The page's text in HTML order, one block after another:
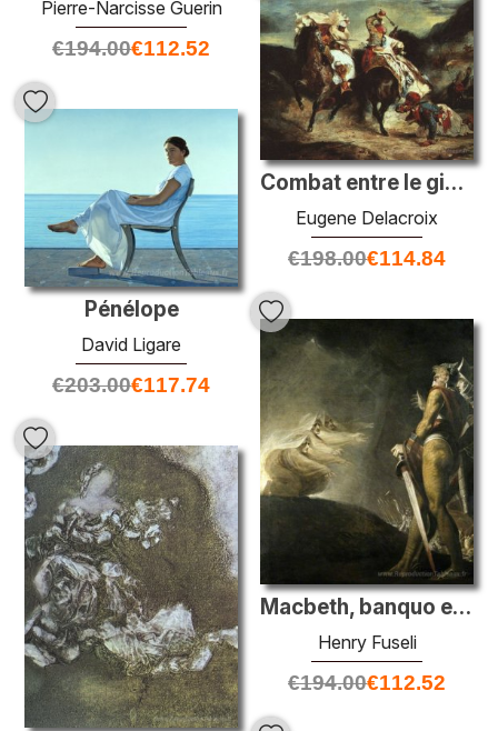
Pierre-Narcisse Guerin
€194.00€112.52
Combat entre le giaour et le pacha
Eugene Delacroix
€198.00€114.84
Pénélope
David Ligare
€203.00€117.74
Macbeth, banquo et sorcières
Henry Fuseli
€194.00€112.52